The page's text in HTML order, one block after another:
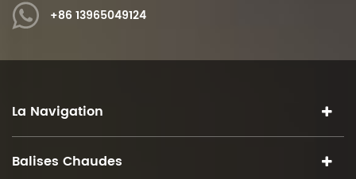
+86 13965049124
La Navigation
Balises Chaudes